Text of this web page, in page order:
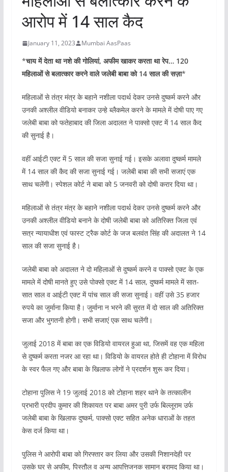
आरोप में 14 साल कैद
January 11, 2023 Mumbai AasPaas
*चाय में देता था नशे की गोलियां, अफीम खाकर करता था रेप… 120
महिलाओं से बलात्कार करने वाले जलेबी बाबा को 14 साल की सज़ा*
महिलाओं से तंत्र मंत्र के बहाने नशीला पदार्थ देकर उनसे दुष्कर्म करने और
उनकी अश्लील वीडियो बनाकर उन्हे ब्लैकमेल करने के मामले में दोषी पाए गए
जलेबी बाबा को फतेहाबाद की जिला अदालत ने पाक्सो एक्ट में 14 साल कैद
की सुनाई है।
वहीं आईटी एक्ट में 5 साल की सजा सुनाई गई। इसके अलावा दुष्कर्म मामले
में 14 साल की कैद की सजा सुनाई गई। जलेबी बाबा की सभी सजाएं एक
साथ चलेंगी। स्‍पेशल कोर्ट ने बाबा को 5 जनवरी को दोषी करार दिया था।
महिलाओं से तंत्र मंत्र के बहाने नशीला पदार्थ देकर उनसे दुष्कर्म करने और
उनकी अश्लील वीडियो बनाने के दोषी जलेबी बाबा को अतिरिक्त जिला एवं
सत्र न्यायाधीश एवं फास्ट ट्रैक कोर्ट के जज बलवंत सिंह की अदालत ने 14
साल की सजा सुनाई है।
जलेबी बाबा को अदालत ने दो महिलाओं से दुष्कर्म करने व पाक्सो एक्ट के एक
मामले में दोषी मानते हुए उसे पोक्सो एक्ट में 14 साल, दुष्कर्म मामले में सात-
सात साल व आईटी एक्ट में पांच साल की सजा सुनाई। वहीं उसे 35 हजार
रुपये का जुर्माना किया है। जुर्माना न भरने की सुरत में दो साल की अतिरिक्त
सजा और भुगतनी होगी। सभी सजाएं एक साथ चलेंगी।
जुलाई 2018 में बाबा का एक विडियो वायरल हुआ था, जिसमें वह एक महिला
से दुष्कर्म करता नजर आ रहा था। विडियो के वायरल होते ही टोहाना में विरोध
के स्वर फैल गए और बाबा के खिलाफ लोगों ने प्रदर्शन शुरू कर दिया।
टोहाना पुलिस ने 19 जुलाई 2018 को टोहाना शहर थाने के तत्कालीन
प्रभारी प्रदीप कुमार की शिकायत पर बाबा अमर पुरी उर्फ बिल्लूराम उर्फ
जलेबी बाबा के खिलाफ दुष्कर्म, पाक्सो एक्ट सहित अनेक धाराओं के तहत
केस दर्ज किया था।
पुलिस ने आरोपी बाबा को गिरफ्तार कर लिया और उसकी निशानदेही पर
उसके घर से अफीम, पिस्तौल व अन्य आपत्तिजनक सामान बरामद किया था।